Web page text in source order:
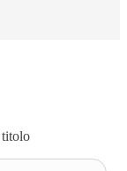
titolo